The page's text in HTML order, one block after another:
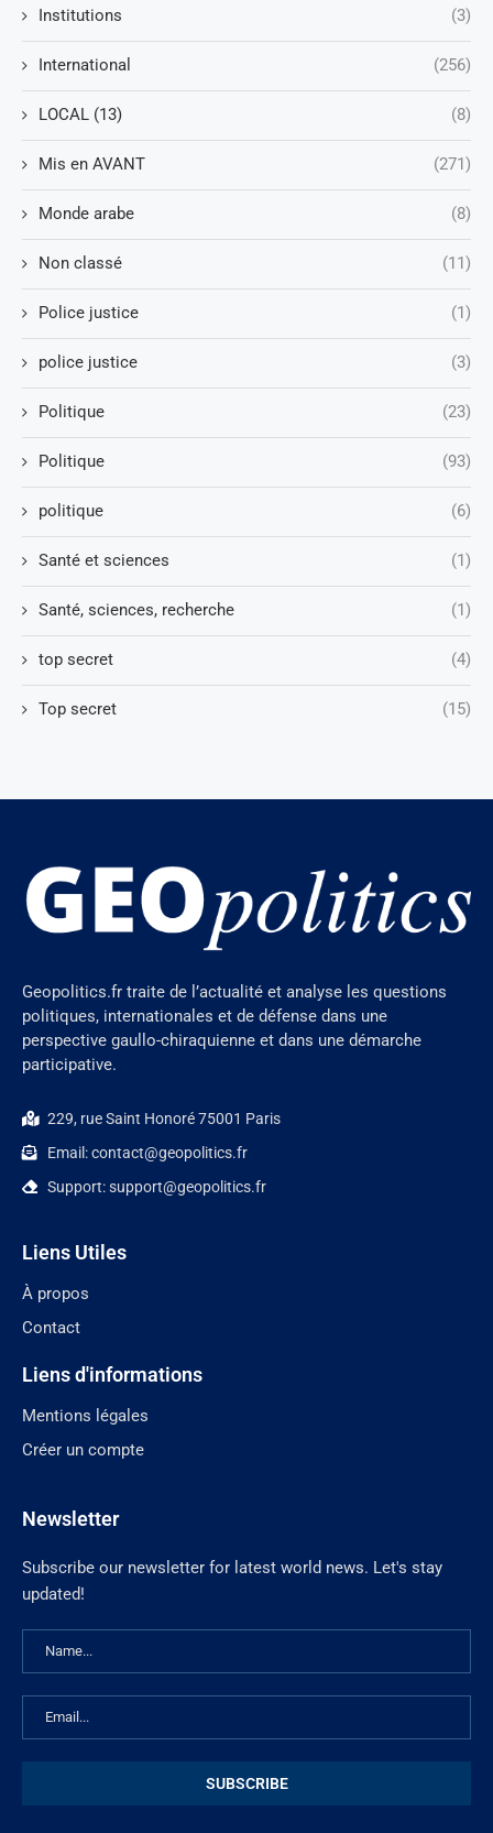
Institutions (3)
International (256)
LOCAL (13) (8)
Mis en AVANT (271)
Monde arabe (8)
Non classé (11)
Police justice (1)
police justice (3)
Politique (23)
Politique (93)
politique (6)
Santé et sciences (1)
Santé, sciences, recherche (1)
top secret (4)
Top secret (15)
Geopolitics.fr traite de l’actualité et analyse les questions
politiques, internationales et de défense dans une
perspective gaullo-chiraquienne et dans une démarche
participative.
229, rue Saint Honoré 75001 Paris
Email: contact@geopolitics.fr
Support: support@geopolitics.fr
Liens Utiles
À propos
Contact
Liens d'informations
Mentions légales
Créer un compte
Newsletter
Subscribe our newsletter for latest world news. Let's stay
updated!